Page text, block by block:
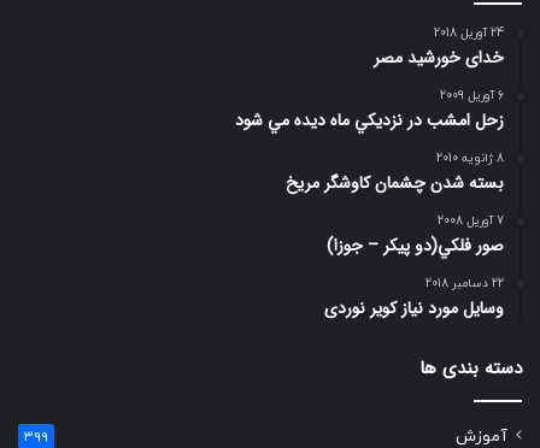
24 آوریل 2018
خدای خورشید مصر
6 آوریل 2009
زحل امشب در نزديكي ماه ديده مي شود
8 ژانویه 2010
بسته شدن چشمان کاوشگر مريخ
7 آوریل 2008
صور فلكي(دو پیکر – جوزا)
22 دسامبر 2018
وسایل مورد نیاز کویر نوردی
دسته بندی ها
آموزش 399